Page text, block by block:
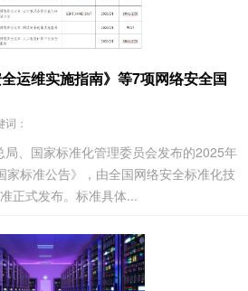
运维实施指南》等7项网络安全国
词：
、国家标准化管理委员会发布的2025年
家标准公告》，由全国网络安全标准化技
正式发布。标准具体...